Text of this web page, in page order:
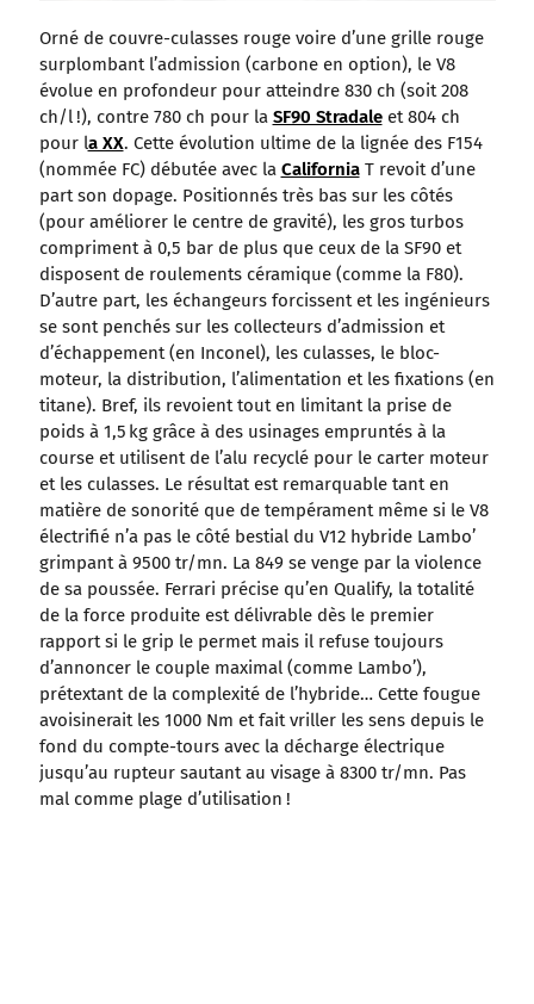
Orné de couvre-culasses rouge voire d’une grille rouge
surplombant l’admission (carbone en option), le V8
évolue en profondeur pour atteindre 830 ch (soit 208
ch/l !), contre 780 ch pour la SF90 Stradaleet 804 ch
pour la XX. Cette évolution ultime de la lignée des F154
(nommée FC) débutée avec la CaliforniaT revoit d’une
part son dopage. Positionnés très bas sur les côtés
(pour améliorer le centre de gravité), les gros turbos
compriment à 0,5 bar de plus que ceux de la SF90 et
disposent de roulements céramique (comme la F80).
D’autre part, les échangeurs forcissent et les ingénieurs
se sont penchés sur les collecteurs d’admission et
d’échappement (en Inconel), les culasses, le bloc-
moteur, la distribution, l’alimentation et les fixations (en
titane). Bref, ils revoient tout en limitant la prise de
poids à 1,5 kg grâce à des usinages empruntés à la
course et utilisent de l’alu recyclé pour le carter moteur
et les culasses. Le résultat est remarquable tant en
matière de sonorité que de tempérament même si le V8
électrifié n’a pas le côté bestial du V12 hybride Lambo’
grimpant à 9500 tr/mn. La 849 se venge par la violence
de sa poussée. Ferrari précise qu’en Qualify, la totalité
de la force produite est délivrable dès le premier
rapport si le grip le permet mais il refuse toujours
d’annoncer le couple maximal (comme Lambo’),
prétextant de la complexité de l’hybride… Cette fougue
avoisinerait les 1000 Nm et fait vriller les sens depuis le
fond du compte-tours avec la décharge électrique
jusqu’au rupteur sautant au visage à 8300 tr/mn. Pas
mal comme plage d’utilisation !